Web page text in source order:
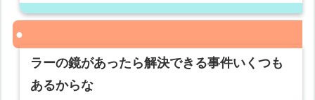
ラーの鏡があったら解決できる事件いくつも
あるからな